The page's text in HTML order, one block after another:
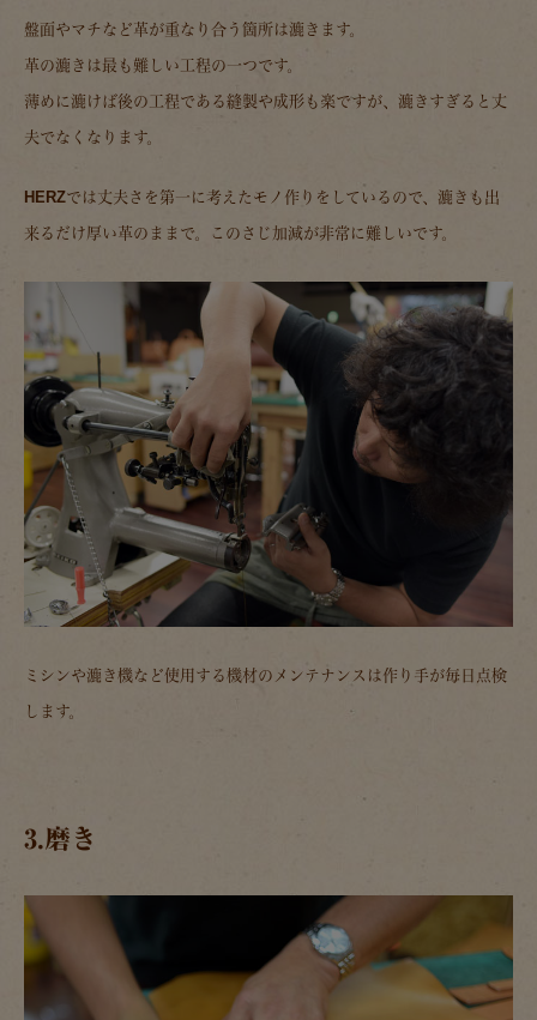
盤面やマチなど革が重なり合う箇所は漉きます。
革の漉きは最も難しい工程の一つです。
薄めに漉けば後の工程である縫製や成形も楽ですが、漉きすぎると丈
夫でなくなります。
HERZでは丈夫さを第一に考えたモノ作りをしているので、漉きも出
来るだけ厚い革のままで。このさじ加減が非常に難しいです。
ミシンや漉き機など使用する機材のメンテナンスは作り手が毎日点検
します。
3.磨き